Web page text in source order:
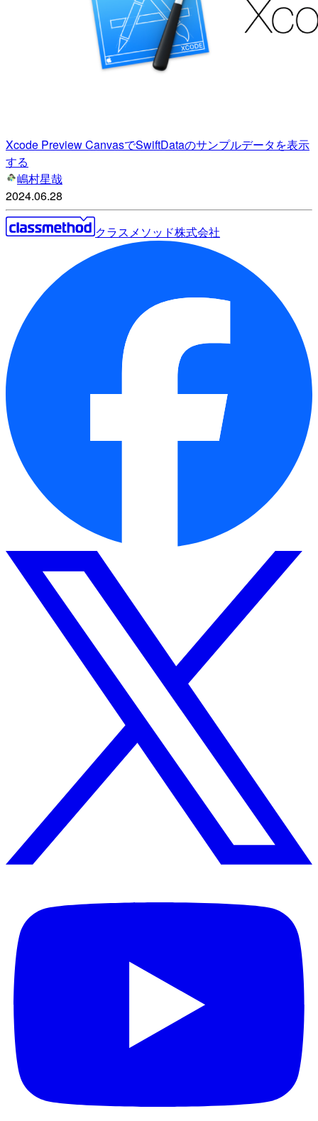
Xcode Preview CanvasでSwiftDataのサンプルデータを表示
する
嶋村星哉
2024.06.28
クラスメソッド株式会社